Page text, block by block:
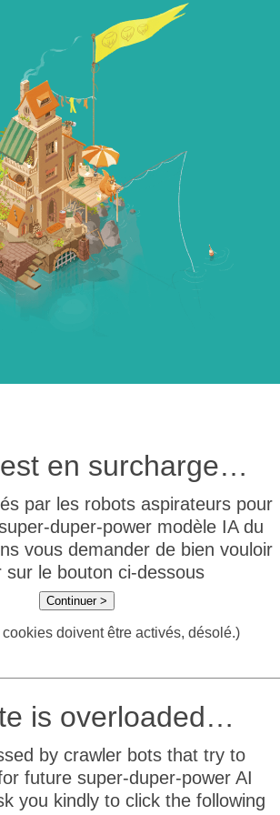
en surcharge…
par les robots aspirateurs pour
duper-power modèle IA du
vous demander de bien vouloir
sur le bouton ci-dessous
Continuer >
doivent être activés, désolé.)
is overloaded…
by crawler bots that try to
future super-duper-power AI
you kindly to click the following